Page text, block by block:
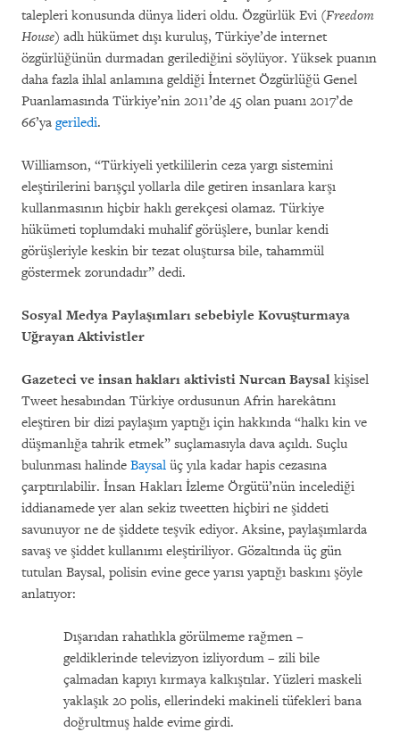
talepleri konusunda dünya lideri oldu. Özgürlük Evi (Freedom
House) adlı hükümet dışı kuruluş, Türkiye’de internet
özgürlüğünün durmadan gerilediğini söylüyor. Yüksek puanın
daha fazla ihlal anlamına geldiği İnternet Özgürlüğü Genel
Puanlamasında Türkiye’nin 2011’de 45 olan puanı 2017’de
66’ya geriledi.
Williamson, “Türkiyeli yetkililerin ceza yargı sistemini
eleştirilerini barışçıl yollarla dile getiren insanlara karşı
kullanmasının hiçbir haklı gerekçesi olamaz. Türkiye
hükümeti toplumdaki muhalif görüşlere, bunlar kendi
görüşleriyle keskin bir tezat oluştursa bile, tahammül
göstermek zorundadır” dedi.
Sosyal Medya Paylaşımları sebebiyle Kovuşturmaya
Uğrayan Aktivistler
Gazeteci ve insan hakları aktivisti Nurcan Baysal kişisel
Tweet hesabından Türkiye ordusunun Afrin harekâtını
eleştiren bir dizi paylaşım yaptığı için hakkında “halkı kin ve
düşmanlığa tahrik etmek” suçlamasıyla dava açıldı. Suçlu
bulunması halinde Baysal üç yıla kadar hapis cezasına
çarptırılabilir. İnsan Hakları İzleme Örgütü’nün incelediği
iddianamede yer alan sekiz tweetten hiçbiri ne şiddeti
savunuyor ne de şiddete teşvik ediyor. Aksine, paylaşımlarda
savaş ve şiddet kullanımı eleştiriliyor. Gözaltında üç gün
tutulan Baysal, polisin evine gece yarısı yaptığı baskını şöyle
anlatıyor:
Dışarıdan rahatlıkla görülmeme rağmen –
geldiklerinde televizyon izliyordum – zili bile
çalmadan kapıyı kırmaya kalkıştılar. Yüzleri maskeli
yaklaşık 20 polis, ellerindeki makineli tüfekleri bana
doğrultmuş halde evime girdi.